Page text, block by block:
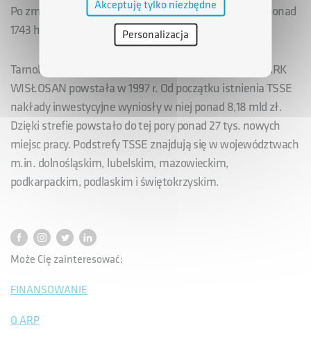
Po zmianach całkowita powierzchnia strefy wyniesie ponad
1743 ha.
Tarnobrzeska Specjalna Strefa Ekonomiczna EURO-PARK
WISŁOSAN powstała w 1997 r. Od początku istnienia TSSE
nakłady inwestycyjne wyniosły w niej ponad 8,18 mld zł.
Dzięki strefie powstało do tej pory ponad 27 tys. nowych
miejsc pracy. Podstrefy TSSE znajdują się w województwach
m.in. dolnośląskim, lubelskim, mazowieckim,
podkarpackim, podlaskim i świętokrzyskim.
Może Cię zainteresować:
FINANSOWANIE
O ARP
Akceptuję tylko niezbędne
Personalizacja